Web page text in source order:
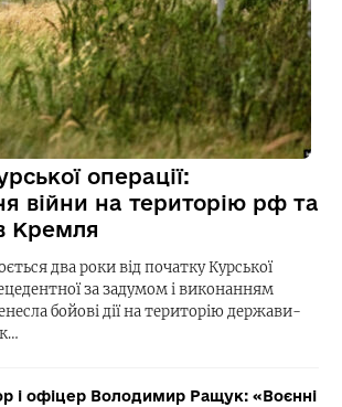
операції:
війни на територію рф та
Кремля
два роки від початку Курської
за задумом і виконанням
бойові дії на територію держави-
і офіцер Володимир Ращук: «Воєнні